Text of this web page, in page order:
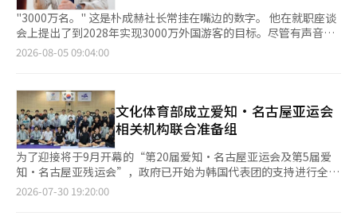
"3000万名。" 这是朴成赫社长常挂在嘴边的数字。 他在就职座谈
会上提出了到2028年实现3000万外国游客的目标。尽管有声音担
忧这一目标偏重于数量而非质量，但朴成赫强调了市场规模的重要
扩大将促进航空、住宿等旅游基础设施的增加，吸引更多的民间投
资，进而推动地方消费和投资的增长。 自今年1月初上任以来，他
已走访全国各大旅游现场。作为在广告公司工作了30多年的全球营
销专家，他对旅游产业的复杂性有了深刻的认识。 朴成赫表
示：“外界通常将旅游视为一个愉快和幸福的行业，但实际上它涉
及航空、住宿、内容、服务等多个领域，复杂程度不亚于半导体行
业。” 他指出，旅游产业的整体发展需要多个领域的共同成长，
包括航空、住宿、旅行社、内容、交通和地方政府等。朴成赫在上
2026-08-05 09:04:00
文化体育部成立爱知·名古屋亚运会
相关机构联合准备组
为了迎接将于9月开幕的“第20届爱知·名古屋亚运会及第5届爱
知·名古屋亚残运会”，政府已开始为韩国代表团的支持进行全面
准备。 文化体育部宣布，已成立由外交部、统一部、反恐中心、
2026-07-30 19:20:00